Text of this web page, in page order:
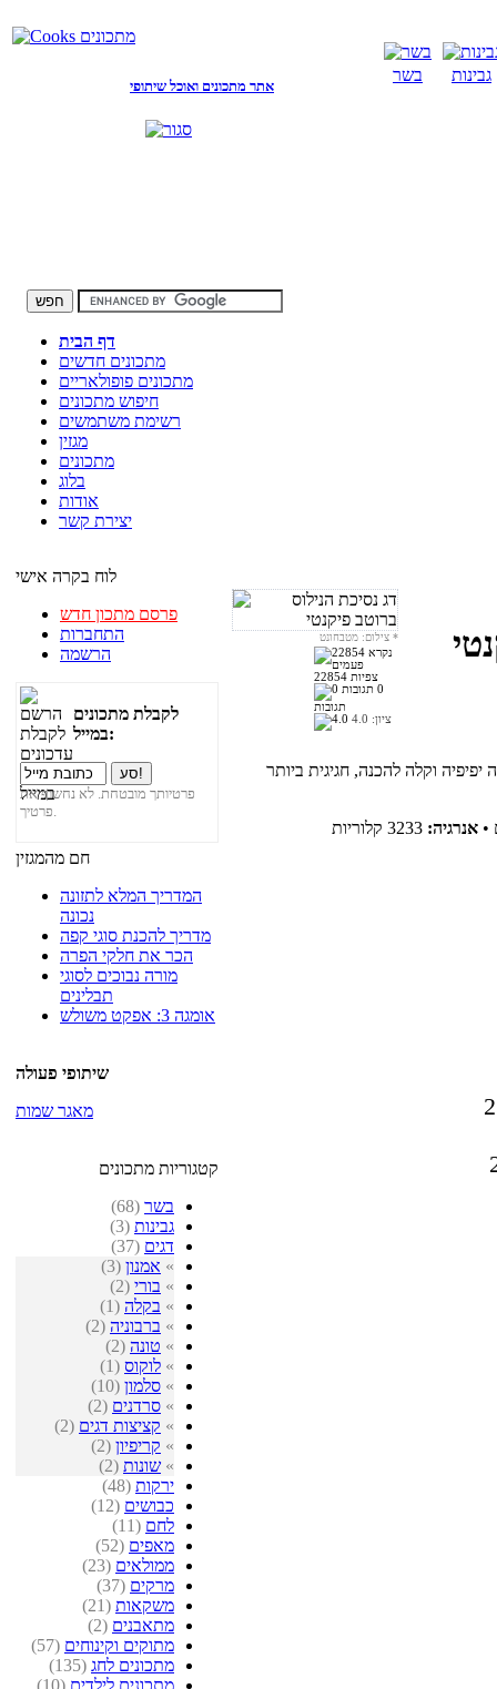
אתר מתכונים ואוכל שיתופי
בשר גבינות
דף הבית
מתכונים חדשים
מתכונים פופולאריים
חיפוש מתכונים
רשימת משתמשים
מגזין
מתכונים
בלוג
אודות
יצירת קשר
לוח בקרה אישי
פרסם מתכון חדש
התחברות
הרשמה
לקבלת מתכונים
במייל:
פרטיותך מובטחת. לא נחשוף את
פרטיך.
חם מהמגזין
המדריך המלא לתזונה
נכונה
מדריך להכנת סוגי קפה
הכר את חלקי הפרה
מורה נבוכים לסוגי
תבלינים
אומגה 3: אפקט משולש
שיתופי פעולה
מאגר שמות
קטגוריות מתכונים
בשר (68)
גבינות (3)
דגים (37)
» אמנון (3)
» בורי (2)
» בקלה (1)
» ברבוניה (2)
» טונה (2)
» לוקוס (1)
» סלמון (10)
» סרדנים (2)
» קציצות דגים (2)
» קריפיון (2)
» שונות (2)
ירקות (48)
כבושים (12)
לחם (11)
מאפים (52)
ממולאים (23)
מרקים (37)
משקאות (21)
מתאבנים (2)
מתוקים וקינוחים (57)
מתכונים לחג (135)
מתכונים לילדים (10)
*
22854 צפיות
0
תגובות
ציון: 4.0
וקלה להכנה, חגיגית ביותר
• אנרגיה: 3233 קלוריות